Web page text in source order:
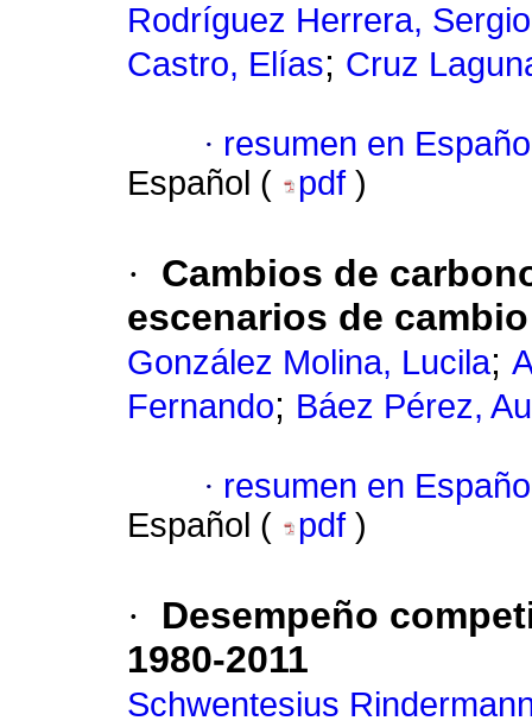
Rodríguez Herrera,
Castro, Elías; Cruz
· resumen en
Español (
pdf )
·
Cambios de
escenarios de
González Molina, Lucila;
Fernando; Báez Pérez,
· resumen en
Español (
pdf )
·
Desempeño
1980-2011
Schwentesius